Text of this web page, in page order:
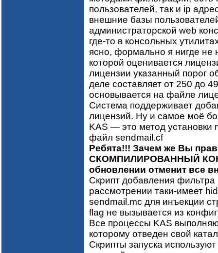
пользователей, так и ip
внешние базы
администраторской web
где-то в консольных
ясно, формально я нигде не
которой оценивается
лицензии указанный порог
деле составляет от 250 до
основывается на файле
Система поддерживает
лицензий. Ну и самое моё
KAS — это метод установки
файл sendmail.cf
Ребята!!! Зачем же Вы
СКОМПИЛИРОВАННЫЙ
обновлении отменит все
Скрипт добавления
рассмотрении таки-имеет
sendmail.mc для инъекции
flag не вызывается из
Все процессы KAS
которому отведен свой
Скрипты запуска